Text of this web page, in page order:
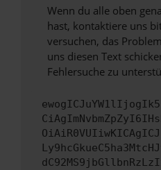
Wenn du alle oben
hast, kontaktiere uns
versuchen, das
uns diesen Text
Fehlersuche zu